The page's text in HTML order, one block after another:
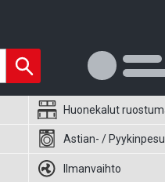
Astian- / Pyykinpesu
Ilmanvaihto